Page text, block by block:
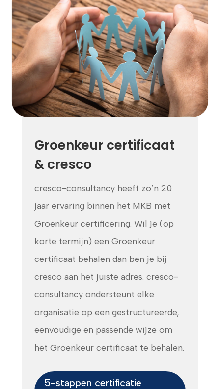
Groenkeur certificaat
& cresco
cresco-consultancy heeft zo’n 20
jaar ervaring binnen het MKB met
Groenkeur certificering. Wil je (op
korte termijn) een Groenkeur
certificaat behalen dan ben je bij
cresco aan het juiste adres. cresco-
consultancy ondersteunt elke
organisatie op een gestructureerde,
eenvoudige en passende wijze om
het Groenkeur certificaat te behalen.
5-stappen certificatie